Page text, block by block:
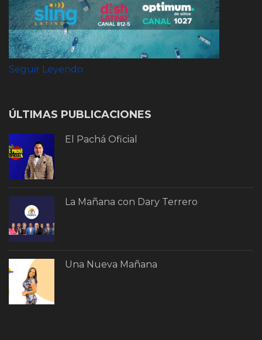
Seguir Leyendo
ÚLTIMAS PUBLICACIONES
El Pachá Oficial
La Mañana con Dary Terrero
Una Nueva Mañana